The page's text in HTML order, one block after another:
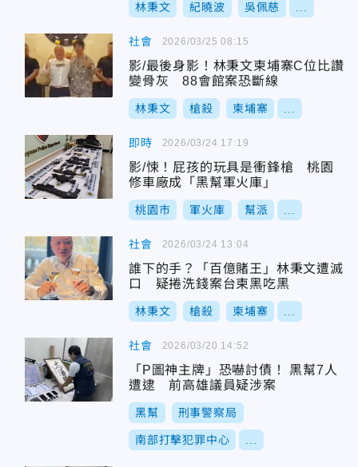
林秉文 紀曉波 吳佩慈
社會
影/最後身影！林秉文柬埔寨C位比讚
變骨灰 88會館案恐斷線
林秉文 槍殺 柬埔寨
2026/03/25 08:15
即時
影/悚！屁孩的玩具是衝鋒槍 桃園
修車廠成「黑幫軍火庫」
桃園市 軍火庫 幫派
2026/03/24 17:19
社會
誰下的手？「百億賭王」林秉文遭滅
口 疑捲洗錢案台柬黑吃黑
林秉文 槍殺 柬埔寨
2026/03/24 13:04
社會
「P圖神主牌」恐嚇討債！ 黑幫7人
遭逮 前高雄議員疑涉案
黑幫 刑事警察局
南部打擊犯罪中心
2026/03/20 14:52